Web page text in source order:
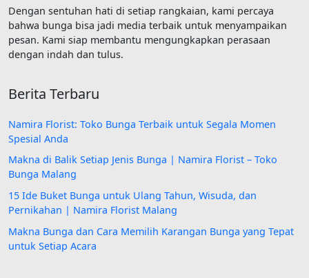
Dengan sentuhan hati di setiap rangkaian, kami percaya
bahwa bunga bisa jadi media terbaik untuk menyampaikan
pesan. Kami siap membantu mengungkapkan perasaan
dengan indah dan tulus.
Berita Terbaru
Namira Florist: Toko Bunga Terbaik untuk Segala Momen
Spesial Anda
Makna di Balik Setiap Jenis Bunga | Namira Florist – Toko
Bunga Malang
15 Ide Buket Bunga untuk Ulang Tahun, Wisuda, dan
Pernikahan | Namira Florist Malang
Makna Bunga dan Cara Memilih Karangan Bunga yang Tepat
untuk Setiap Acara